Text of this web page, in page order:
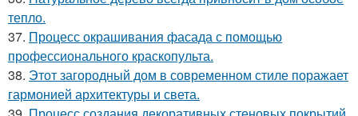
тепло.
37. Процесс окрашивания фасада с помощью
профессионального краскопульта.
38. Этот загородный дом в современном стиле поражает
гармонией архитектуры и света.